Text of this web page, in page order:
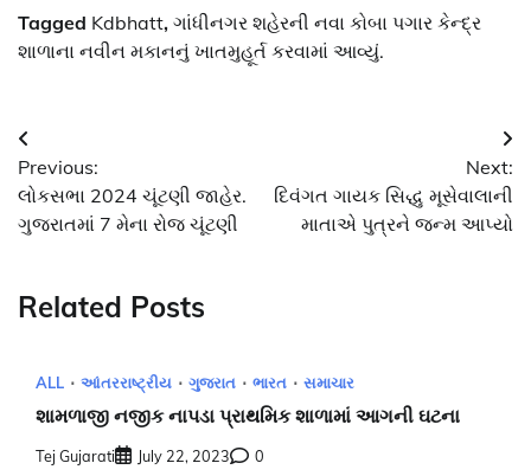
Tagged Kdbhatt, ગાંધીનગર શહેરની નવા કોબા પગાર કેન્દ્ર
શાળાના નવીન મકાનનું ખાતમુહૂર્ત કરવામાં આવ્યું.
Post
navigation
Previous:
લોકસભા 2024 ચૂંટણી જાહેર.
ગુજરાતમાં 7 મેના રોજ ચૂંટણી
Next:
દિવંગત ગાયક સિદ્ધુ મૂસેવાલાની
માતાએ પુત્રને જન્મ આપ્યો
Related Posts
ALL આંતરરાષ્ટ્રીય ગુજરાત ભારત સમાચાર
શામળાજી નજીક નાપડા પ્રાથમિક શાળામાં આગની ઘટના
Tej Gujarati July 22, 2023 0